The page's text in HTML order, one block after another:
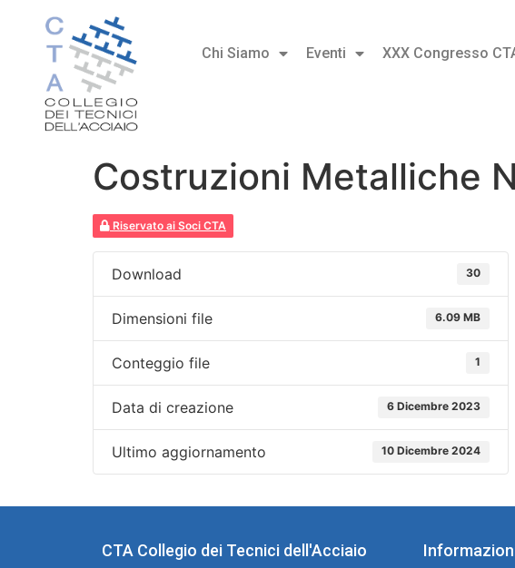
Chi Siamo Eventi XXX Congresso
Costruzioni Metalliche
Riservato ai Soci CTA
Download 30
Dimensioni file 6.09 MB
Conteggio file 1
Data di creazione 6 Dicembre 2023
Ultimo aggiornamento 10 Dicembre 2024
CTA Collegio dei Tecnici dell'Acciaio